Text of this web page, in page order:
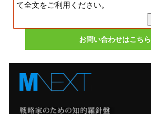
て全文をご利用ください。
お問い合わせはこちら